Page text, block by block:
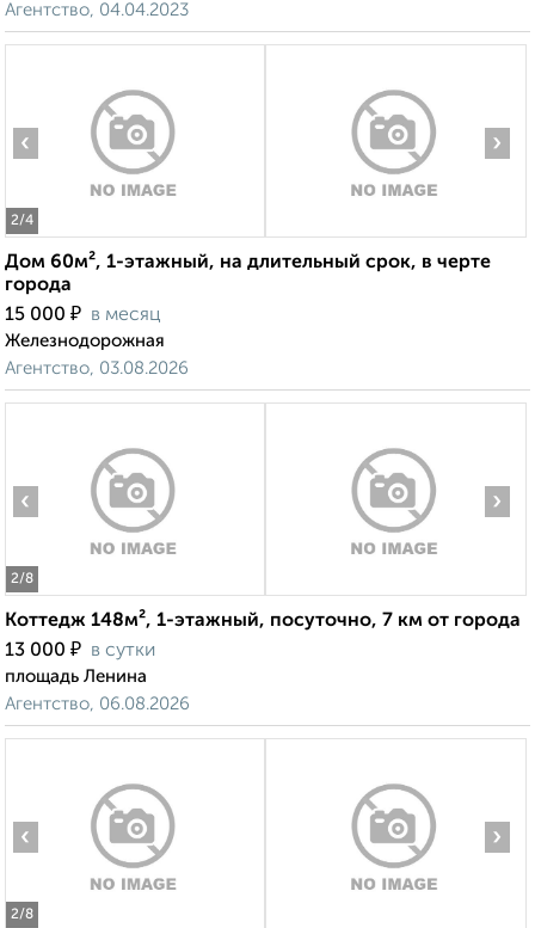
Агентство, 04.04.2023
2/4
‹ ›
Дом 60м², 1-этажный, на длительный срок, в черте
города
15 000 ₽ в месяц
Железнодорожная
Агентство, 03.08.2026
2/8
‹ ›
Коттедж 148м², 1-этажный, посуточно, 7 км от города
13 000 ₽ в сутки
площадь Ленина
Агентство, 06.08.2026
2/8
‹ ›